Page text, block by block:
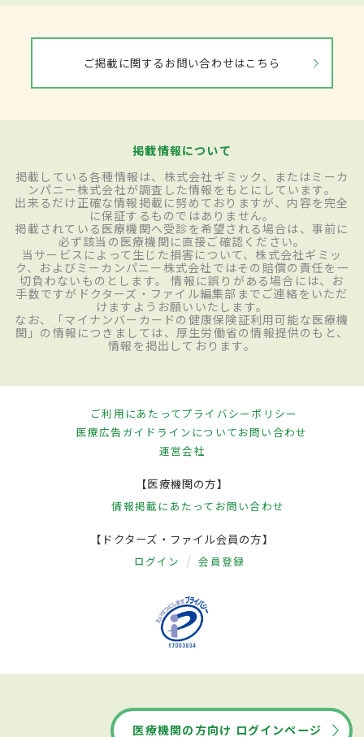
ご掲載に関するお問い合わせはこちら
掲載情報について
掲載している各種情報は、株式会社ギミック、またはミーカ
ンパニー株式会社が調査した情報をもとにしています。
出来るだけ正確な情報掲載に努めておりますが、内容を完全
に保証するものではありません。
掲載されている医療機関へ受診を希望される場合は、事前に
必ず該当の医療機関に直接ご確認ください。
当サービスによって生じた損害について、株式会社ギミッ
ク、およびミーカンパニー株式会社ではその賠償の責任を一
切負わないものとします。 情報に誤りがある場合には、お
手数ですがドクターズ・ファイル編集部までご連絡をいただ
けますようお願いいたします。
なお、「マイナンバーカードの健康保険証利用可能な医療機
関」の情報につきましては、厚生労働省の情報提供のもと、
情報を掲出しております。
ご利用にあたってプライバシーポリシー
医療広告ガイドラインについてお問い合わせ
運営会社
【医療機関の方】
情報掲載にあたって お問い合わせ
【ドクターズ・ファイル会員の方】
ログイン 会員登録
医療機関の方向け ログインページ